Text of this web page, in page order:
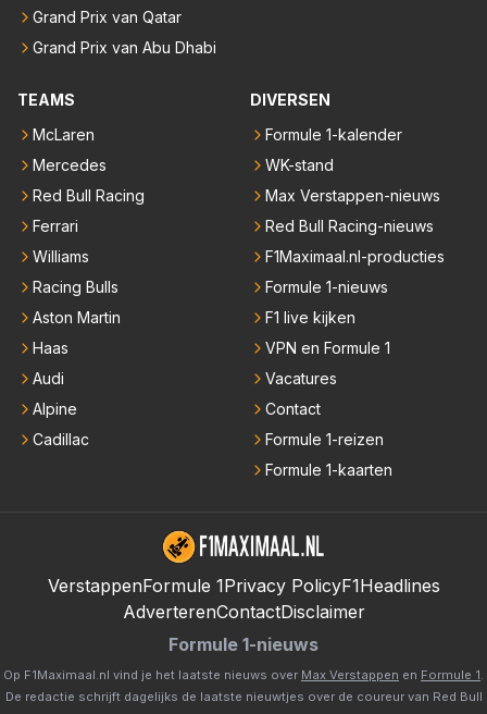
Grand Prix van Qatar
Grand Prix van Abu Dhabi
TEAMS
McLaren
Mercedes
Red Bull Racing
Ferrari
Williams
Racing Bulls
Aston Martin
Haas
Audi
Alpine
Cadillac
DIVERSEN
Formule 1-kalender
WK-stand
Max Verstappen-nieuws
Red Bull Racing-nieuws
F1Maximaal.nl-producties
Formule 1-nieuws
F1 live kijken
VPN en Formule 1
Vacatures
Contact
Formule 1-reizen
Formule 1-kaarten
VerstappenFormule 1Privacy PolicyF1Headlines
AdverterenContactDisclaimer
Formule 1-nieuws
Op F1Maximaal.nl vind je het laatste nieuws over Max Verstappen en Formule 1
De redactie schrijft dagelijks de laatste nieuwtjes over de coureur van Red Bull